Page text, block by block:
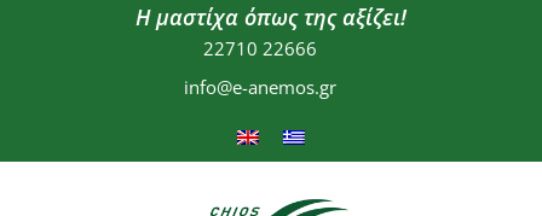
Η μαστίχα όπως της αξίζει!
22710 22666
info@e-anemos.gr